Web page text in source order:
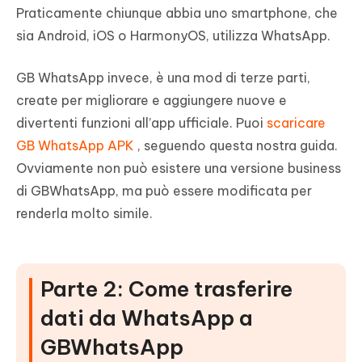
Praticamente chiunque abbia uno smartphone, che
sia Android, iOS o HarmonyOS, utilizza WhatsApp.
GB WhatsApp invece, è una mod di terze parti,
create per migliorare e aggiungere nuove e
divertenti funzioni all’app ufficiale. Puoi scaricare
GB WhatsApp APK , seguendo questa nostra guida.
Ovviamente non può esistere una versione business
di GBWhatsApp, ma può essere modificata per
renderla molto simile.
Parte 2: Come trasferire
dati da WhatsApp a
GBWhatsApp